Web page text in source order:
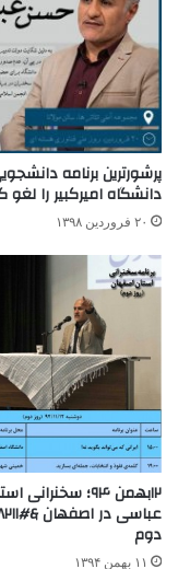
پرشورترین برنامه
دانشگاه امیرکبیر را لغو
۲۰ فروردین ۱۳۹۸
۱۲بهمن ۹۴؛
دوم
۱۱ بهمن ۱۳۹۴